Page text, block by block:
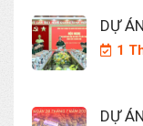
DỰ
1
DỰ